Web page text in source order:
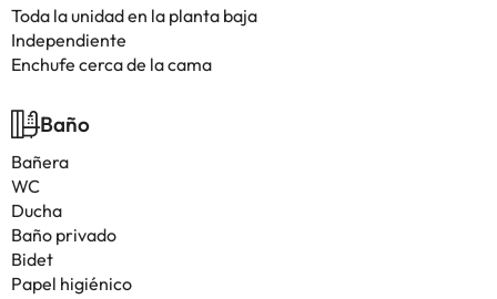
Toda la unidad en la planta baja
Independiente
Enchufe cerca de la cama
Baño
Bañera
WC
Ducha
Baño privado
Bidet
Papel higiénico